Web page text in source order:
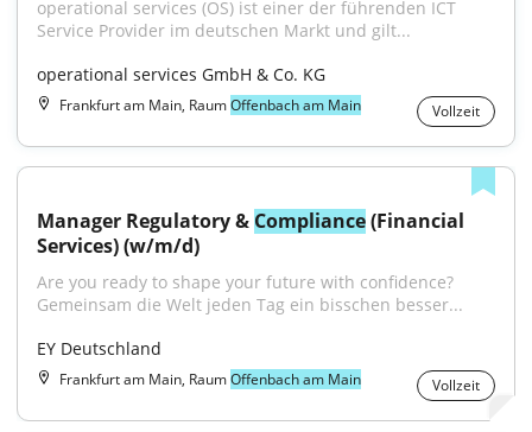
operational services (OS) ist einer der führenden ICT
Service Provider im deutschen Markt und gilt...
operational services GmbH & Co. KG
Frankfurt am Main, RaumOffenbach am Main Vollzeit
Manager Regulatory & Compliance (Financial
Services) (w/m/d)
Are you ready to shape your future with confidence?
Gemeinsam die Welt jeden Tag ein bisschen besser...
EY Deutschland
Frankfurt am Main, RaumOffenbach am Main Vollzeit